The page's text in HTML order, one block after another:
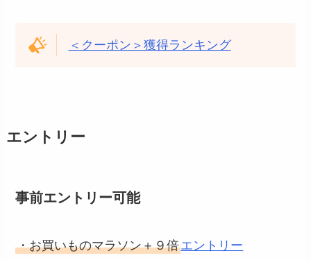
＜クーポン＞獲得ランキング
エントリー
事前エントリー可能
・お買いものマラソン＋９倍エントリー